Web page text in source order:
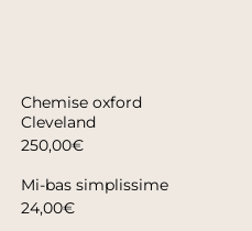
Chemise oxford
Cleveland
250,00€
Mi-bas simplissime
24,00€